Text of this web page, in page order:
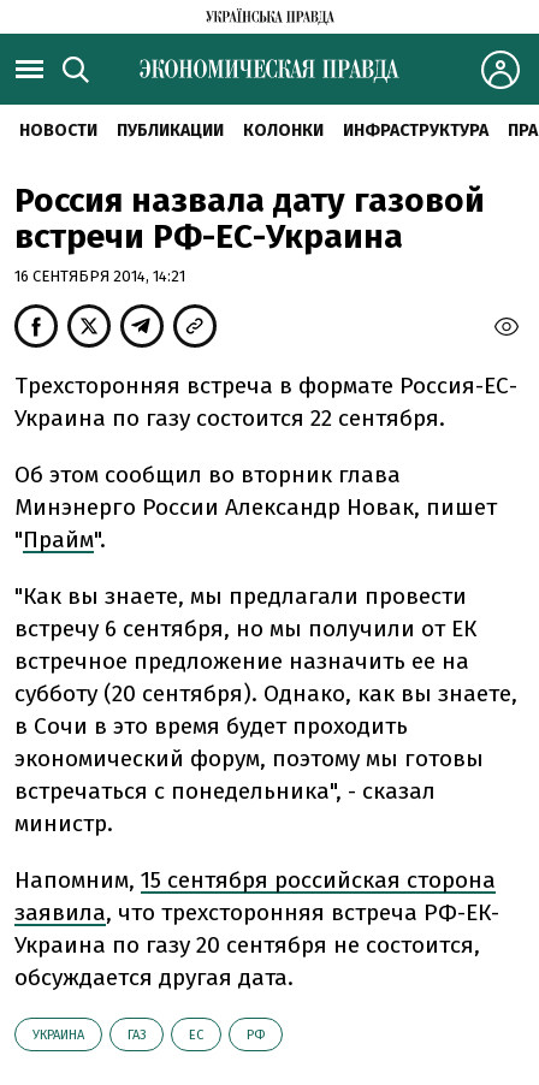
НОВОСТИ ПУБЛИКАЦИИ КОЛОНКИ ИНФРАСТРУКТУРА
Россия назвала дату газовой
встречи РФ-ЕС-Украина
16 СЕНТЯБРЯ 2014, 14:21
Трехсторонняя встреча в формате Россия-ЕС-
Украина по газу состоится 22 сентября.
Об этом сообщил во вторник глава
Минэнерго России Александр Новак, пишет
"Прайм".
"Как вы знаете, мы предлагали провести
встречу 6 сентября, но мы получили от ЕК
встречное предложение назначить ее на
субботу (20 сентября). Однако, как вы знаете,
в Сочи в это время будет проходить
экономический форум, поэтому мы готовы
встречаться с понедельника", - сказал
министр.
Напомним, 15 сентября российская сторона
заявила, что трехсторонняя встреча РФ-ЕК-
Украина по газу 20 сентября не состоится,
обсуждается другая дата.
УКРАИНА ГАЗ ЕС РФ